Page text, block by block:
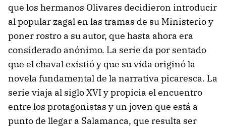
que los hermanos Olivares decidieron introducir
al popular zagal en las tramas de su Ministerio y
poner rostro a su autor, que hasta ahora era
considerado anónimo. La serie da por sentado
que el chaval existió y que su vida originó la
novela fundamental de la narrativa picaresca. La
serie viaja al siglo XVI y propicia el encuentro
entre los protagonistas y un joven que está a
punto de llegar a Salamanca, que resulta ser